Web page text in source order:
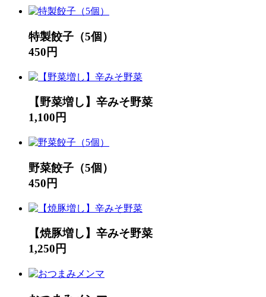
特製餃子（5個）
450円
【野菜増し】辛みそ野菜
1,100円
野菜餃子（5個）
450円
【焼豚増し】辛みそ野菜
1,250円